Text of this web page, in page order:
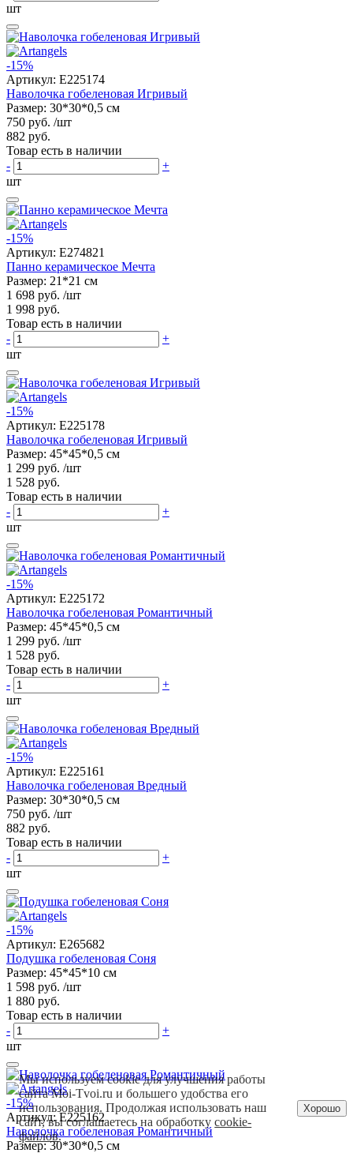
шт
-15%
Артикул: E225174
Наволочка гобеленовая Игривый
Размер: 30*30*0,5 см
750 руб. /шт
882 руб.
Товар есть в наличии
-
+
шт
-15%
Артикул: E274821
Панно керамическое Мечта
Размер: 21*21 см
1 698 руб. /шт
1 998 руб.
Товар есть в наличии
-
+
шт
-15%
Артикул: E225178
Наволочка гобеленовая Игривый
Размер: 45*45*0,5 см
1 299 руб. /шт
1 528 руб.
Товар есть в наличии
-
+
шт
-15%
Артикул: E225172
Наволочка гобеленовая Романтичный
Размер: 45*45*0,5 см
1 299 руб. /шт
1 528 руб.
Товар есть в наличии
-
+
шт
-15%
Артикул: E225161
Наволочка гобеленовая Вредный
Размер: 30*30*0,5 см
750 руб. /шт
882 руб.
Товар есть в наличии
-
+
шт
-15%
Артикул: E265682
Подушка гобеленовая Соня
Размер: 45*45*10 см
1 598 руб. /шт
1 880 руб.
Товар есть в наличии
-
+
шт
-15%
Артикул:E225162
Наволочка гобеленовая Романтичный
Размер: 30*30*0,5 см
Мы используем cookie для улучшения работы
сайта Moi-Tvoi.ru и большего удобства его
использования. Продолжая использовать наш
сайт, вы соглашаетесь на обработкуcookie-
файлов.
Хорошо